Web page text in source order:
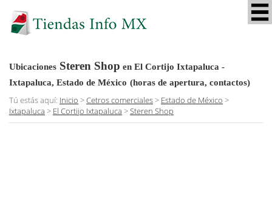
Ubicaciones Steren Shop en El Cortijo Ixtapaluca -
Ixtapaluca, Estado de México (horas de apertura, contactos)
Tú estás aquí: Inicio >Cetros comerciales> Estado de México >
Ixtapaluca > El Cortijo Ixtapaluca >Steren Shop